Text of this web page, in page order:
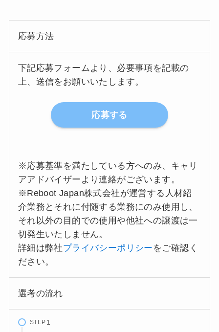
応募方法
下記応募フォームより、必要事項を記載の
上、送信をお願いいたします。
応募する
※応募基準を満たしている方へのみ、キャリ
アアドバイザーより連絡がございます。
※Reboot Japan株式会社が運営する人材紹
介業務とそれに付随する業務にのみ使用し、
それ以外の目的での使用や他社への譲渡は一
切発生いたしません。
詳細は弊社プライバシーポリシー をご確認く
ださい。
選考の流れ
STEP